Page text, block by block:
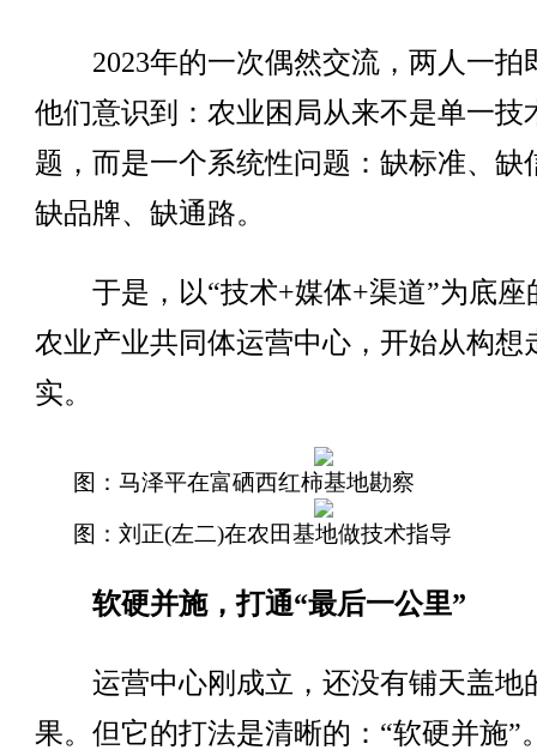
2023年的一次偶然交流，两人一拍
他们意识到：农业困局从来不是单一技
题，而是一个系统性问题：缺标准、缺
缺品牌、缺通路。
于是，以“技术+媒体+渠道”为底座
农业产业共同体运营中心，开始从构想
实。
图：马泽平在富硒西红柿基地勘察
图：刘正(左二)在农田基地做技术指导
软硬并施，打通“最后一公里”
运营中心刚成立，还没有铺天盖地
果。但它的打法是清晰的：“软硬并施”